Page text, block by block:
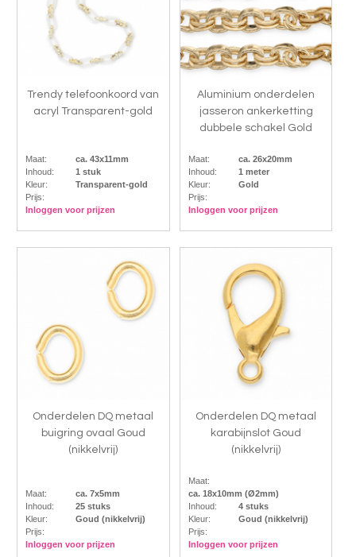
Trendy telefoonkoord van
acryl Transparent-gold
Maat:
ca. 43x11mm
Inhoud:
1 stuk
Kleur:
Transparent-gold
Prijs:
Inloggen voor prijzen
Aluminium onderdelen
jasseron ankerketting
dubbele schakel Gold
Maat:
ca. 26x20mm
Inhoud:
1 meter
Kleur:
Gold
Prijs:
Inloggen voor prijzen
Onderdelen DQ metaal
buigring ovaal Goud
(nikkelvrij)
Maat:
ca. 7x5mm
Inhoud:
25 stuks
Kleur:
Goud (nikkelvrij)
Prijs:
Inloggen voor prijzen
Onderdelen DQ metaal
karabijnslot Goud
(nikkelvrij)
Maat:
ca. 18x10mm (Ø2mm)
Inhoud:
4 stuks
Kleur:
Goud (nikkelvrij)
Prijs:
Inloggen voor prijzen